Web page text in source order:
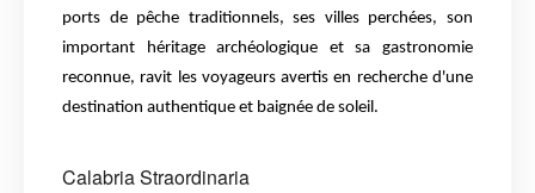
ports de pêche traditionnels, ses villes perchées, son
important héritage archéologique et sa gastronomie
reconnue, ravit les voyageurs avertis en recherche d'une
destination authentique et baignée de soleil.
Calabria Straordinaria